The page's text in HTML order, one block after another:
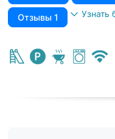
Отзывы 1 Узнать